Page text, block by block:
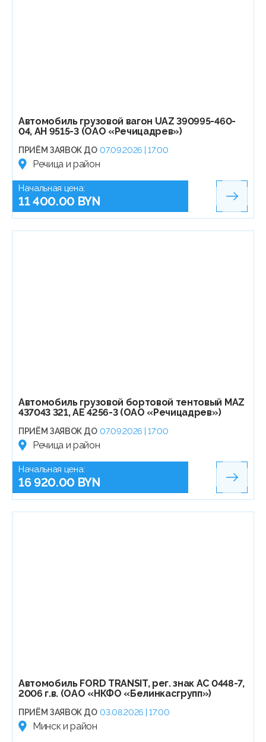
Автомобиль грузовой вагон UAZ 390995-460-
04, АН 9515-3 (ОАО «Речицадрев»)
ПРИЁМ ЗАЯВОК ДО 07.09.2026 | 17:00
Речица и район
Начальная цена:
11 400.00 BYN
Автомобиль грузовой бортовой тентовый МАZ
437043 321, АЕ 4256-3 (ОАО «Речицадрев»)
ПРИЁМ ЗАЯВОК ДО 07.09.2026 | 17:00
Речица и район
Начальная цена:
16 920.00 BYN
Автомобиль FORD TRANSIT, рег. знак АС 0448-7,
2006 г.в. (ОАО «НКФО «Белинкасгрупп»)
ПРИЁМ ЗАЯВОК ДО 03.08.2026 | 17:00
Минск и район